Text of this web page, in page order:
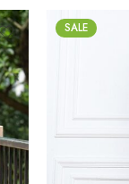
SALE